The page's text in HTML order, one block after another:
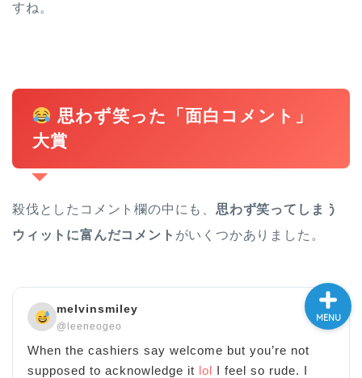
すね。
思わず笑った「面白コメント」
大賞
殺伐としたコメント欄の中にも、 思わず笑ってしまう
ウィットに富んだコメント がいくつかありました。
melvinsmiley
@leeneogeo
When the cashiers say welcome but you’re not
supposed to acknowledge it lol I feel so rude. I
MENU
英語名言・格言・カッコい
い英語＆素敵な英文フレー
ズ集
過去記事
CONTACT